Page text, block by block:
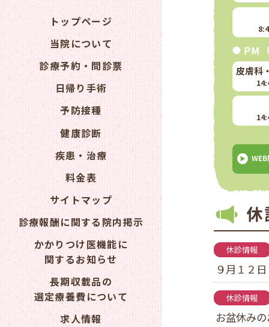
PM
皮膚科
休
休診情報
９月１２
休診情報
お盆休み
トップページ
当院について
診療予約・問診票
日帰り手術
予防接種
健康診断
疾患・治療
料金表
サイトマップ
診療報酬に関する院内掲示
かかりつけ医機能に
関するお知らせ
長期収載品の
選定療養費について
求人情報